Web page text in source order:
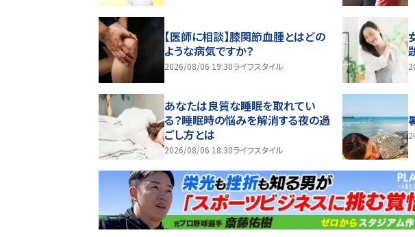
【医師に相談】膝関節血腫とはどの
ような病気ですか？
2026/08/06 19:30ライフスタイル
あなたは良質な睡眠を取れてい
る？睡眠時の悩みを解消する夜の過
ごし方とは
2026/08/06 18:30ライフスタイル